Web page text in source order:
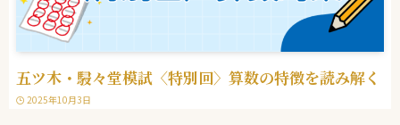
五ツ木・駸々堂模試〈特別回〉算数の特徴を読み解く
2025年10月3日